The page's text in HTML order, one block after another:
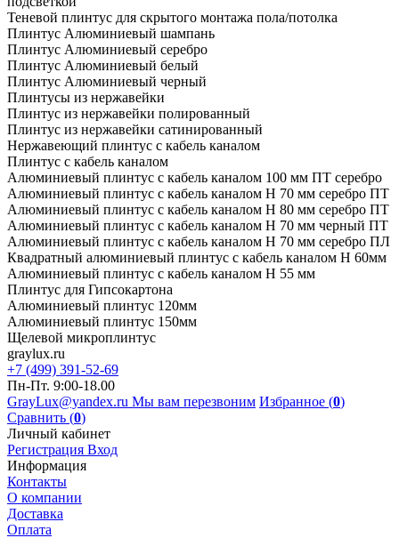
Теневой плинтус для скрытого монтажа пола/потолка
Плинтус Алюминиевый шампань
Плинтус Алюминиевый серебро
Плинтус Алюминиевый белый
Плинтус Алюминиевый черный
Плинтусы из нержавейки
Плинтус из нержавейки полированный
Плинтус из нержавейки сатинированный
Нержавеющий плинтус с кабель каналом
Плинтус с кабель каналом
Алюминиевый плинтус с кабель каналом 100 мм ПТ серебро
Алюминиевый плинтус с кабель каналом H 70 мм серебро ПТ
Алюминиевый плинтус с кабель каналом H 80 мм серебро ПТ
Алюминиевый плинтус с кабель каналом H 70 мм черный ПТ
Алюминиевый плинтус с кабель каналом H 70 мм серебро ПЛ
Квадратный алюминиевый плинтус с кабель каналом H 60мм
Алюминиевый плинтус с кабель каналом H 55 мм
Плинтус для Гипсокартона
Алюминиевый плинтус 120мм
Алюминиевый плинтус 150мм
Щелевой микроплинтус
graylux.ru
+7 (499) 391-52-69
Пн-Пт. 9:00-18.00
GrayLux@yandex.ru Мы вам перезвоним Избранное (0)
Сравнить (0)
Личный кабинет
Регистрация Вход
Информация
Контакты
О компании
Доставка
Оплата